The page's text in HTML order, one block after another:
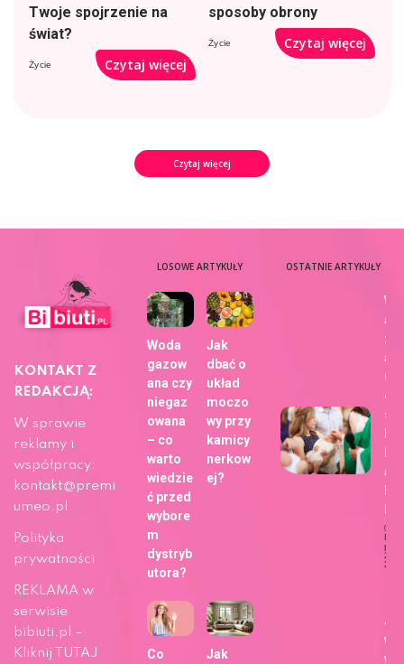
Twoje spojrzenie na
świat?
Życie Czytaj więcej
sposoby obrony
Życie Czytaj więcej
Czytaj więcej
KONTAKT Z
REDAKCJĄ:
W sprawie
reklamy i
współpracy:
kontakt@premi
umeo.pl
Polityka
prywatności
REKLAMA w
serwisie
bibiuti.pl –
Kliknij TUTAJ
LOSOWE ARTYKUŁY
Woda
gazow
ana czy
niegaz
owana
– co
warto
wiedzie
ć przed
wybore
m
dystryb
utora?
Jak
dbać o
układ
moczo
wy przy
kamicy
nerkow
ej?
Co
Jak
OSTATNIE ARTYKUŁY
aj
a
dla
29